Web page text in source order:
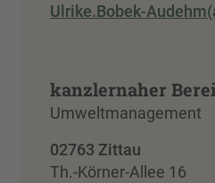
Ulrike.Bobek-
kanzlernaher
Umweltmanagement
02763 Zittau
Th.-Körner-Allee 16